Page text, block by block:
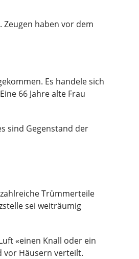
Zeugen haben vor dem
Es handele sich
66 Jahre alte Frau
sind Gegenstand der
Trümmerteile
sei weiträumig
«einen Knall oder ein
vor Häusern verteilt.